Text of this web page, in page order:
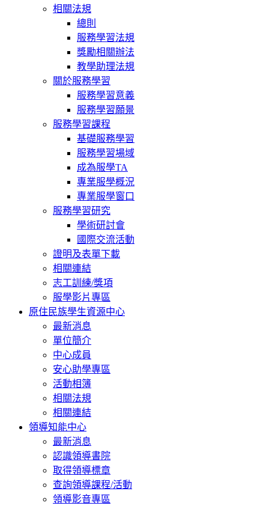
相關法規
總則
服務學習法規
獎勵相關辦法
教學助理法規
關於服務學習
服務學習意義
服務學習願景
服務學習課程
基礎服務學習
服務學習場域
成為服學TA
專業服學概況
專業服學窗口
服務學習研究
學術研討會
國際交流活動
證明及表單下載
相關連結
志工訓練/獎項
服學影片專區
原住民族學生資源中心
最新消息
單位簡介
中心成員
安心助學專區
活動相簿
相關法規
相關連結
領導知能中心
最新消息
認識領導書院
取得領導標章
查詢領導課程/活動
領導影音專區